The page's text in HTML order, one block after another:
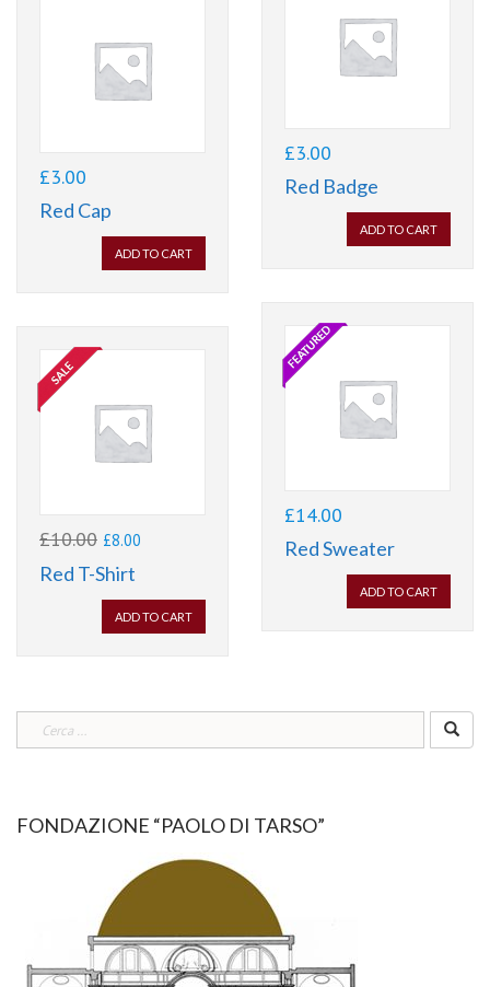
£3.00
Red Badge
ADD TO CART
£3.00
Red Cap
ADD TO CART
£14.00
Red Sweater
ADD TO CART
£10.00 £8.00
Red T-Shirt
ADD TO CART
Ricerca
per:
FONDAZIONE “PAOLO DI TARSO”